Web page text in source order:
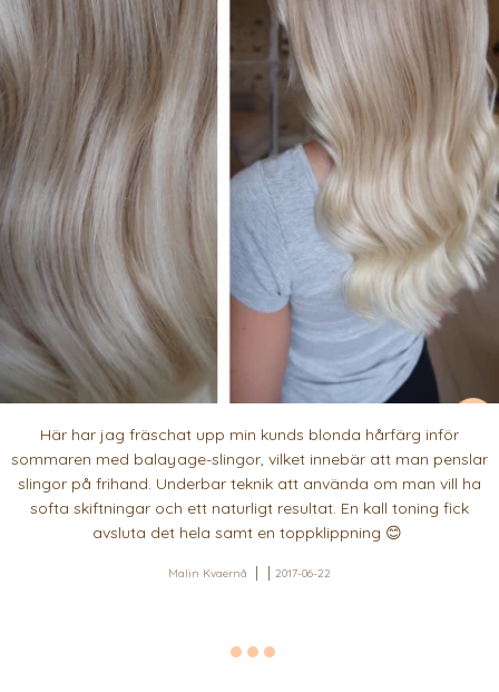
Här har jag fräschat upp min kunds blonda hårfärg inför
sommaren med balayage-slingor, vilket innebär att man penslar
slingor på frihand. Underbar teknik att använda om man vill ha
softa skiftningar och ett naturligt resultat. En kall toning fick
avsluta det hela samt en toppklippning 😊
Malin Kvaernå 2017-06-22